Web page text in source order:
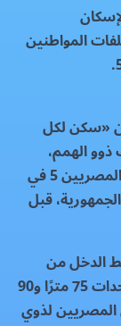
المواطنين
«سكن لكل
ذوو الهمم،
حيث وفرت الوزارة كراسة شروط سكن لكل المصريين 5 في
قبل
المصريين 5 متوسط الدخل من
78.730 وحدة سكنية، حيث تبلع مساحة الوحدات 75 مترًا و90
لكل المصريين لذوي